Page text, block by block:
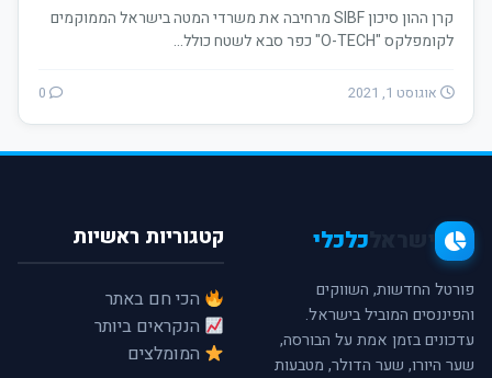
קרן ההון סיכון SIBF מרחיבה את משרדי המטה בישראל הממוקמים
לקומפלקס "O-TECH" כפר סבא לשטח כולל…
אוגוסט 1, 2021
כלכלי
פורטל החדשות, השווקים
והפיננסים המוביל בישראל.
עדכונים בזמן אמת על הבורסה,
שער היורו, שער הדולר, מטבעות
קטגוריות ראשיות
הכי חם באתר
הנקראים ביותר
המומלצים